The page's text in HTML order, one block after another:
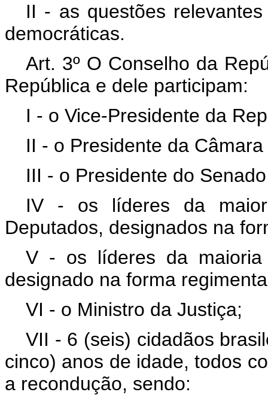
II - as questões
democráticas.
Art. 3º O Conselho da
República e dele participam:
I - o Vice-Presidente da
II - o Presidente da
III - o Presidente do
IV - os líderes da
Deputados, designados na
V - os líderes da
designado na forma
VI - o Ministro da Justiça;
VII - 6 (seis) cidadãos
cinco) anos de idade, todos
a recondução, sendo: